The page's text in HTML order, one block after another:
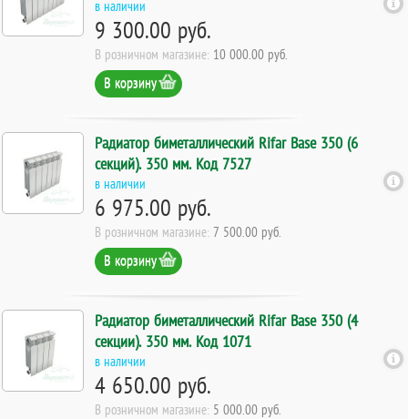
в наличии
9 300.00 руб.
В розничном магазине: 10 000.00 руб.
В корзину
Радиатор биметаллический Rifar Base 350 (6
секций). 350 мм. Код 7527
в наличии
6 975.00 руб.
В розничном магазине: 7 500.00 руб.
В корзину
Радиатор биметаллический Rifar Base 350 (4
секции). 350 мм. Код 1071
в наличии
4 650.00 руб.
В розничном магазине: 5 000.00 руб.